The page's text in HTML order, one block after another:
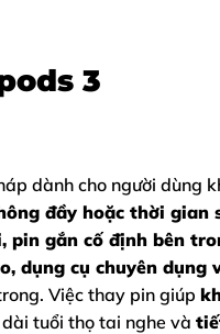
3
dành cho người dùng
đầy hoặc thời gian
pin gắn cố định bên
dụng cụ chuyên dụng
Việc thay pin giúp
dài tuổi thọ tai nghe và